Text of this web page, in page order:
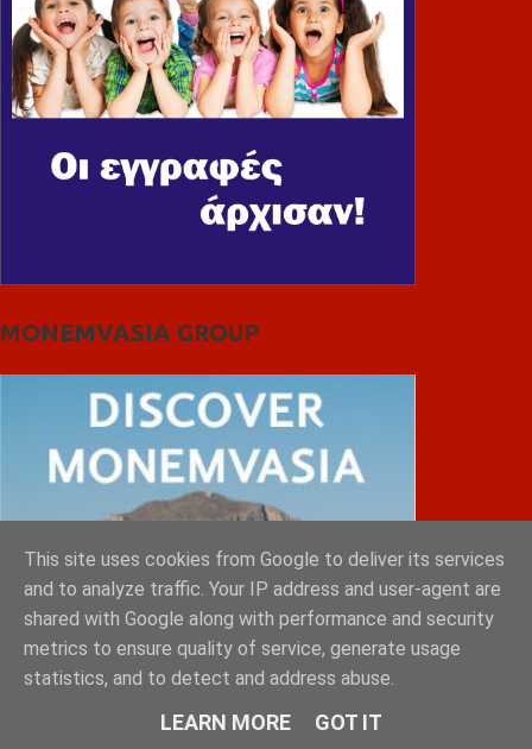
MONEMVASIA GROUP
This site uses cookies from Google to deliver its services
and to analyze traffic. Your IP address and user-agent are
shared with Google along with performance and security
metrics to ensure quality of service, generate usage
statistics, and to detect and address abuse.
LEARN MORE GOT IT